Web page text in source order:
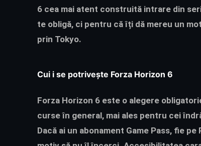
6 cea mai atent construită intrare din
te obligă, ci pentru că îți dă mereu un
prin Tokyo.
Cui i se potrivește Forza Horizon 6
Forza Horizon 6 este o alegere
curse în general, mai ales pentru cei
Dacă ai un abonament Game Pass, fie